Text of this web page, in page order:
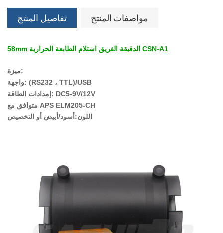
تفاصيل المنتج مواصفات المنتج
58mm الدقيقة الفريق استلام الطابعة الحرارية CSN-A1
ميزة:
واجهة: (RS232 ، TTL)/USB
إمدادات الطاقة: DC5-9V/12V
متوافق مع APS ELM205-CH
اللون:أسود/أبيض أو التخصيص